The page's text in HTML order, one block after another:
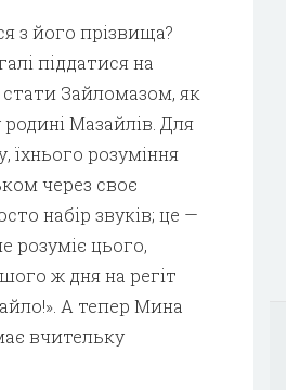
з його прізвища?
піддатися на
Зайломазом, як
Мазайлів. Для
їхнього розуміння
через своє
набір звуків; це —
розуміє цього,
ж дня на регіт
А тепер Мина
вчительку